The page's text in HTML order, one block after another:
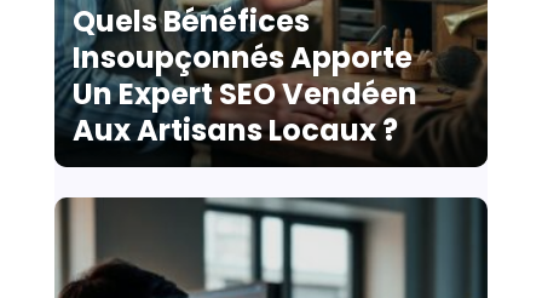
Quels Bénéfices
Insoupçonnés Apporte
Un Expert SEO Vendéen
Aux Artisans Locaux ?